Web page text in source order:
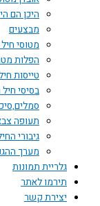
היכן הם היום
מבצעים
מטוסי חיל האויר
הפלות מטוסי
טייסות חיל
בסיסי חיל האויר
סמלים,סיכות,
תעופה צבאית
גיבורי החיל
מערך ההגנה
גלריית תמונות
תירמו לאתר
יצירת קשר